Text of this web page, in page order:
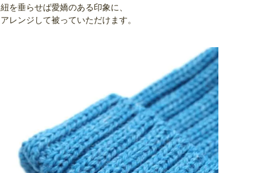
紐を垂らせば愛嬌のある印象に、
アレンジして被っていただけます。